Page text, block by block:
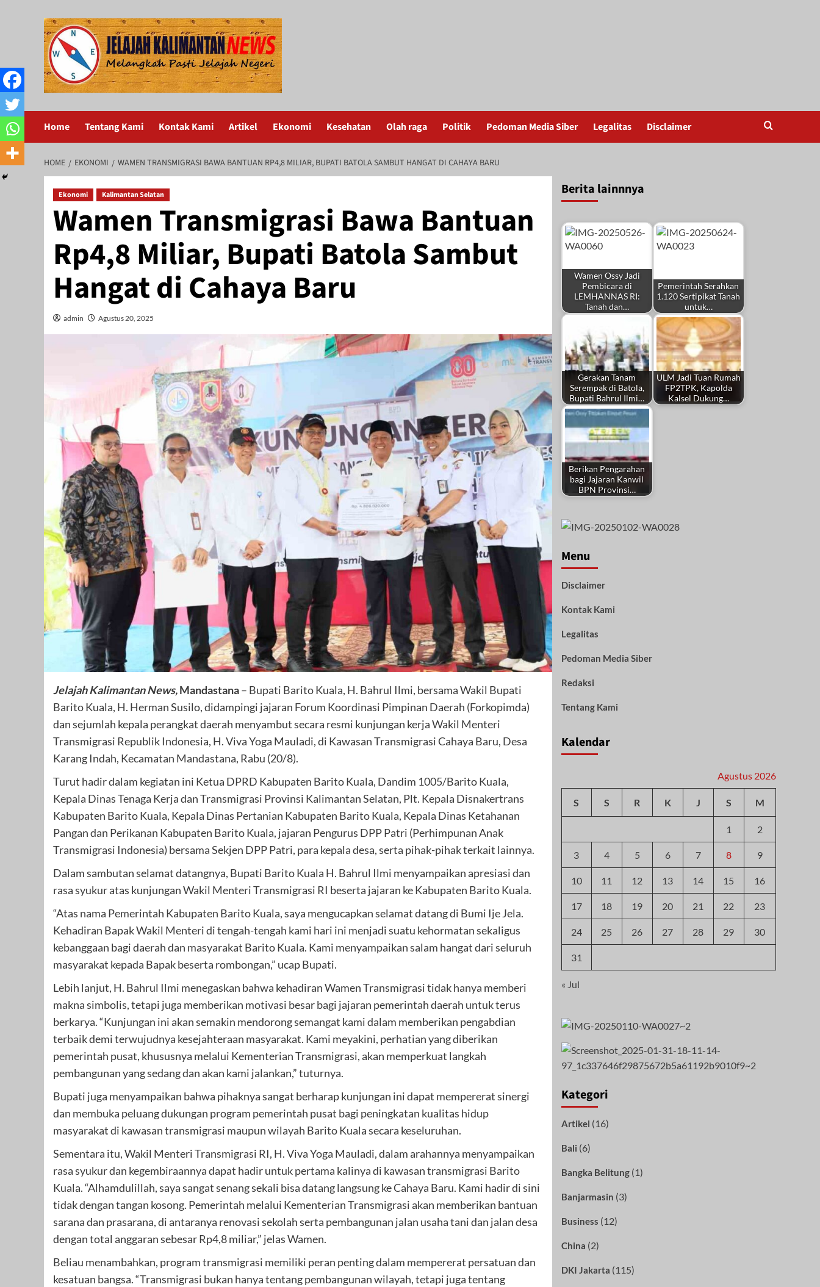
Home Tentang Kami Kontak Kami Artikel Ekonomi Kesehatan Olah raga Politik Pedoman Media Siber Legalitas Disclaimer
HOME EKONOMI WAMEN TRANSMIGRASI BAWA BANTUAN RP4,8 MILIAR, BUPATI BATOLA SAMBUT HANGAT DI CAHAYA BARU
Ekonomi Kalimantan Selatan
Wamen Transmigrasi Bawa Bantuan
Rp4,8 Miliar, Bupati Batola Sambut
Hangat di Cahaya Baru
admin Agustus 20, 2025
Jelajah Kalimantan News,Mandastana– Bupati Barito Kuala, H. Bahrul Ilmi, bersama Wakil Bupati
Barito Kuala, H. Herman Susilo, didampingi jajaran Forum Koordinasi Pimpinan Daerah (Forkopimda)
dan sejumlah kepala perangkat daerah menyambut secara resmi kunjungan kerja Wakil Menteri
Transmigrasi Republik Indonesia, H. Viva Yoga Mauladi, di Kawasan Transmigrasi Cahaya Baru, Desa
Karang Indah, Kecamatan Mandastana, Rabu (20/8).
Turut hadir dalam kegiatan ini Ketua DPRD Kabupaten Barito Kuala, Dandim 1005/Barito Kuala,
Kepala Dinas Tenaga Kerja dan Transmigrasi Provinsi Kalimantan Selatan, Plt. Kepala Disnakertrans
Kabupaten Barito Kuala, Kepala Dinas Pertanian Kabupaten Barito Kuala, Kepala Dinas Ketahanan
Pangan dan Perikanan Kabupaten Barito Kuala, jajaran Pengurus DPP Patri (Perhimpunan Anak
Transmigrasi Indonesia) bersama Sekjen DPP Patri, para kepala desa, serta pihak-pihak terkait lainnya.
Dalam sambutan selamat datangnya, Bupati Barito Kuala H. Bahrul Ilmi menyampaikan apresiasi dan
rasa syukur atas kunjungan Wakil Menteri Transmigrasi RI beserta jajaran ke Kabupaten Barito Kuala.
“Atas nama Pemerintah Kabupaten Barito Kuala, saya mengucapkan selamat datang di Bumi Ije Jela.
Kehadiran Bapak Wakil Menteri di tengah-tengah kami hari ini menjadi suatu kehormatan sekaligus
kebanggaan bagi daerah dan masyarakat Barito Kuala. Kami menyampaikan salam hangat dari seluruh
masyarakat kepada Bapak beserta rombongan,” ucap Bupati.
Lebih lanjut, H. Bahrul Ilmi menegaskan bahwa kehadiran Wamen Transmigrasi tidak hanya memberi
makna simbolis, tetapi juga memberikan motivasi besar bagi jajaran pemerintah daerah untuk terus
berkarya. “Kunjungan ini akan semakin mendorong semangat kami dalam memberikan pengabdian
terbaik demi terwujudnya kesejahteraan masyarakat. Kami meyakini, perhatian yang diberikan
pemerintah pusat, khususnya melalui Kementerian Transmigrasi, akan memperkuat langkah
pembangunan yang sedang dan akan kami jalankan,” tuturnya.
Bupati juga menyampaikan bahwa pihaknya sangat berharap kunjungan ini dapat mempererat sinergi
dan membuka peluang dukungan program pemerintah pusat bagi peningkatan kualitas hidup
masyarakat di kawasan transmigrasi maupun wilayah Barito Kuala secara keseluruhan.
Sementara itu, Wakil Menteri Transmigrasi RI, H. Viva Yoga Mauladi, dalam arahannya menyampaikan
rasa syukur dan kegembiraannya dapat hadir untuk pertama kalinya di kawasan transmigrasi Barito
Kuala. “Alhamdulillah, saya sangat senang sekali bisa datang langsung ke Cahaya Baru. Kami hadir di sini
tidak dengan tangan kosong. Pemerintah melalui Kementerian Transmigrasi akan memberikan bantuan
sarana dan prasarana, di antaranya renovasi sekolah serta pembangunan jalan usaha tani dan jalan desa
dengan total anggaran sebesar Rp4,8 miliar,” jelas Wamen.
Beliau menambahkan, program transmigrasi memiliki peran penting dalam mempererat persatuan dan
kesatuan bangsa. “Transmigrasi bukan hanya tentang pembangunan wilayah, tetapi juga tentang
Berita lainnnya
Wamen Ossy Jadi
Pembicara di
LEMHANNAS RI:
Tanah dan…
Pemerintah Serahkan
1.120 Sertipikat Tanah
untuk…
Gerakan Tanam
Serempak di Batola,
Bupati Bahrul Ilmi…
ULM Jadi Tuan Rumah
FP2TPK, Kapolda
Kalsel Dukung…
Berikan Pengarahan
bagi Jajaran Kanwil
BPN Provinsi…
Menu
Disclaimer
Kontak Kami
Legalitas
Pedoman Media Siber
Redaksi
Tentang Kami
Kalendar
Agustus 2026
S S R K J S M
1 2
3 4 5 6 7 8 9
10 11 12 13 14 15 16
17 18 19 20 21 22 23
24 25 26 27 28 29 30
31
« Jul
Kategori
Artikel (16)
Bali (6)
Bangka Belitung(1)
Banjarmasin (3)
Business (12)
China (2)
DKI Jakarta (115)